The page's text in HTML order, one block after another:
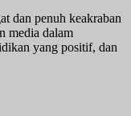
dan penuh keakraban
media dalam
yang positif, dan